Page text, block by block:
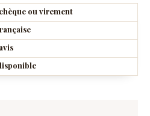
ou virement